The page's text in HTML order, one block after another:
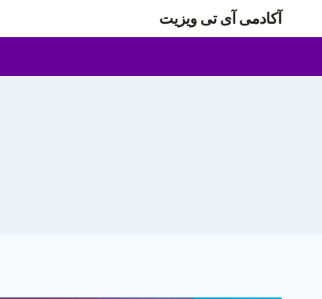
بازگشتآکادمی آی تی ویزیت